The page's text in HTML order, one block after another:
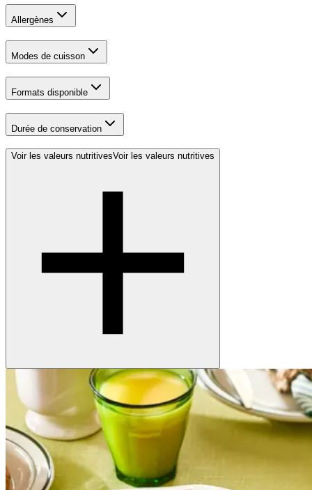
Allergènes
Modes de cuisson
Formats disponible
Durée de conservation
Voir les valeurs nutritivesVoir les valeurs nutritives